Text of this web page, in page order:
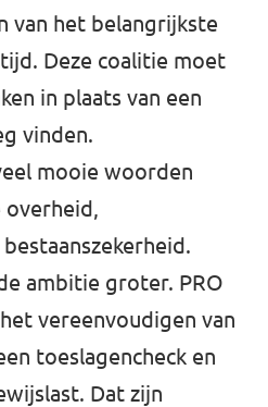
van het belangrijkste
Deze coalitie moet
in plaats van een
vinden.
mooie woorden
overheid,
ambitie groter. PRO
vereenvoudigen van
toeslagencheck en
Dat zijn